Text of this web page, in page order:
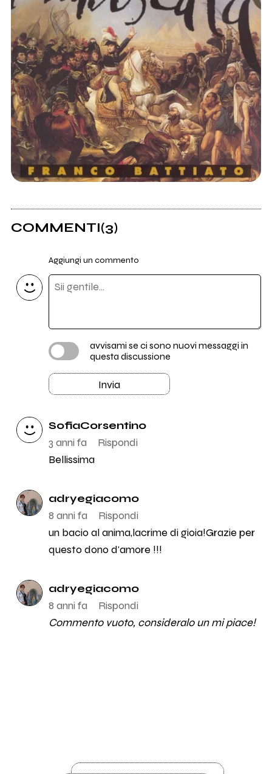
COMMENTI(3)
Aggiungi un commento
avvisami se ci sono nuovi messaggi in
questa discussione
Invia
SofiaCorsentino
3 anni fa
Rispondi
Bellissima
adryegiacomo
8 anni fa
Rispondi
un bacio al anima,lacrime di gioia!Grazie per
questo dono d'amore !!!
adryegiacomo
8 anni fa
Rispondi
Commento vuoto, consideralo un mi piace!